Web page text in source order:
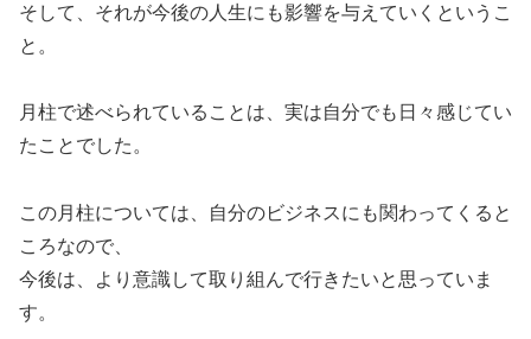
そして、それが今後の人生にも影響を与えていくというこ
と。
月柱で述べられていることは、実は自分でも日々感じてい
たことでした。
この月柱については、自分のビジネスにも関わってくると
ころなので、
今後は、より意識して取り組んで行きたいと思っていま
す。